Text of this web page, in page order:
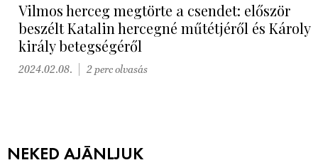
Vilmos herceg megtörte a csendet: először
beszélt Katalin hercegné műtétjéről és Károly
király betegségéről
2024.02.08. 2 perc olvasás
NEKED AJÁNLJUK